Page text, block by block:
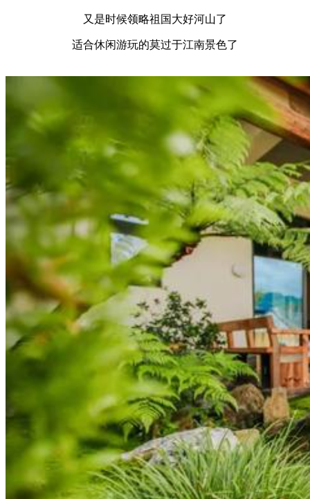
又是时候领略祖国大好河山了
适合休闲游玩的莫过于江南景色了